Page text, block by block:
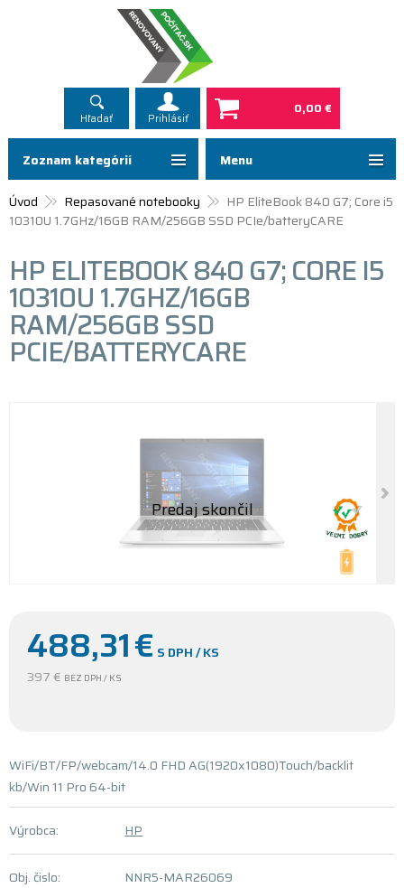
Hľadať Prihlásiť
0,00 €
Menu
Úvod Repasované notebooky
HP EliteBook 840 G7; Core i5
10310U 1.7GHz/16GB RAM/256GB SSD PCIe/batteryCARE
HP ELITEBOOK 840 G7; CORE I5
10310U 1.7GHZ/16GB
RAM/256GB SSD
PCIE/BATTERYCARE
488,31€ S DPH / KS
397 € BEZ DPH / KS
WiFi/BT/FP/webcam/14.0 FHD AG(1920x1080)Touch/backlit
kb/Win 11 Pro 64-bit
Výrobca: HP
Obj. čislo: NNR5-MAR26069
Zoznam kategórií